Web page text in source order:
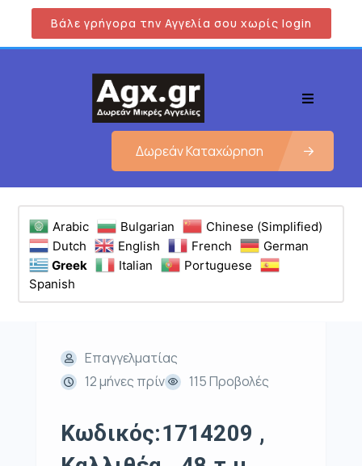
Βάλε γρήγορα την Αγγελία σου χωρίς login
Δωρεάν Καταχώρηση
Arabic Bulgarian
Chinese (Simplified)
Dutch
English French
German
Greek
Italian
Portuguese
Spanish
Επαγγελματίας
12 μήνες πρίν
115 Προβολές
Κωδικός:1714209 ,